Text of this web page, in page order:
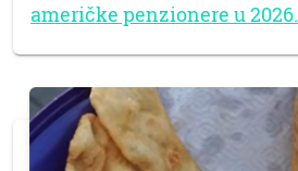
američke penzionere u 2026.